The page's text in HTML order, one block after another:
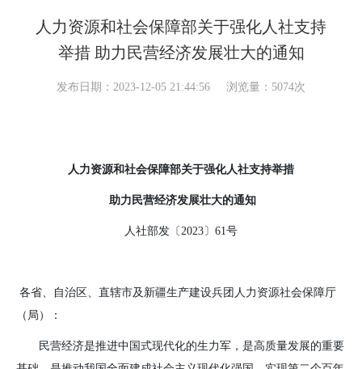
人力资源和社会保障部关于强化人社支持
举措 助力民营经济发展壮大的通知
发布日期：2023-12-05 21:44:56 浏览量：5074次
人力资源和社会保障部关于强化人社支持举措
助力民营经济发展壮大的通知
人社部发〔 2023 〕 61号
各省、自治区、直辖市及新疆生产建设兵团人力资源社会保障厅
（局）：
民营经济是推进中国式现代化的生力军，是高质量发展的重要